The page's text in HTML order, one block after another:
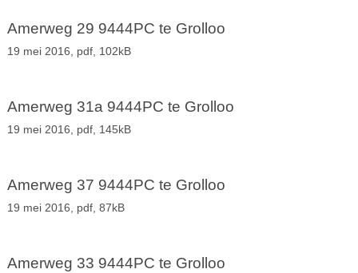
Amerweg 29 9444PC te Grolloo
19 mei 2016, pdf, 102kB
Amerweg 31a 9444PC te Grolloo
19 mei 2016, pdf, 145kB
Amerweg 37 9444PC te Grolloo
19 mei 2016, pdf, 87kB
Amerweg 33 9444PC te Grolloo